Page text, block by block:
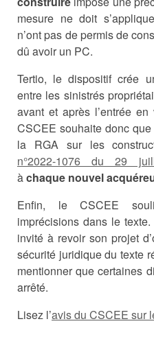
mesure ne doit
n’ont pas de permis de
dû avoir un PC.
Tertio, le dispositif crée
entre les sinistrés
avant et après l’entrée
CSCEE souhaite donc
la RGA sur les
n°2022-1076 du 29
àchaque nouvel
Enfin, le CSCEE
imprécisions dans le
invité à revoir son projet
sécurité juridique du texte
mentionner que certaines
arrêté.
Lisez l’avis du CSCEE sur